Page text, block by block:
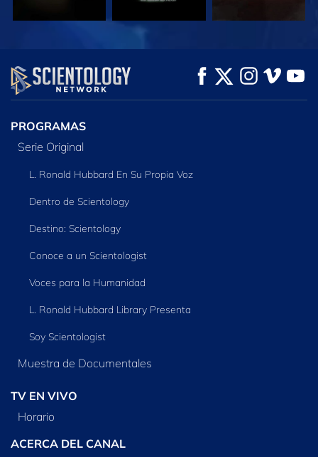
VE
EXPLORA LAS
SERIES
PROGRAMAS
Serie Original
L. Ronald Hubbard En Su Propia Voz
Dentro de Scientology
Destino: Scientology
Conoce a un Scientologist
Voces para la Humanidad
L. Ronald Hubbard Library Presenta
Soy Scientologist
Muestra de Documentales
TV EN VIVO
Horario
ACERCA DEL CANAL